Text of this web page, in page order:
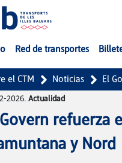
principal
Red de transportes
el CTM Noticias El
2026. Actualidad
refuerza
y Nord